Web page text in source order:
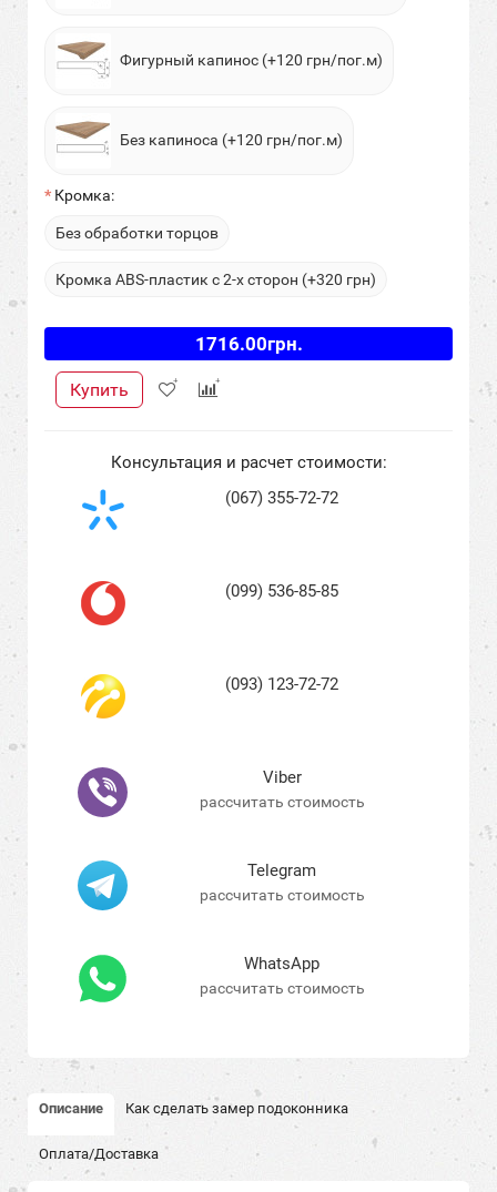
Фигурный капинос (+120 грн/пог.м)
Без капиноса (+120 грн/пог.м)
Кромка:
Без обработки торцов
Кромка ABS-пластик с 2-х сторон (+320 грн)
1716.00грн.
Купить
Консультация и расчет стоимости:
(067) 355-72-72
(099) 536-85-85
(093) 123-72-72
Viber
рассчитать стоимость
Telegram
рассчитать стоимость
WhatsApp
рассчитать стоимость
Описание Как сделать замер подоконника
Оплата/Доставка